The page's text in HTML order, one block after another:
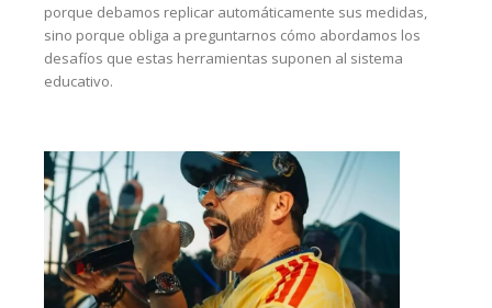
porque debamos replicar automáticamente sus medidas,
sino porque obliga a preguntarnos cómo abordamos los
desafíos que estas herramientas suponen al sistema
educativo.